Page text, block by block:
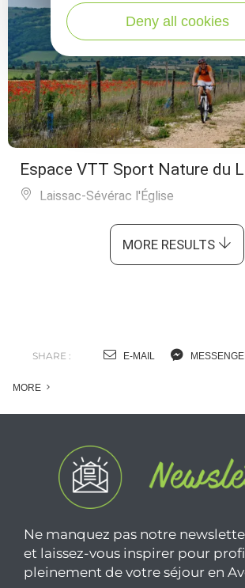
Espace VTT Sport Nature du
Laissac-Sévérac l'Église
MORE RESULTS
SHARE : E-MAIL
MORE
Ne manquez pas notre
et laissez-vous inspirer pour
pleinement de votre séjour en
Deny all cookies